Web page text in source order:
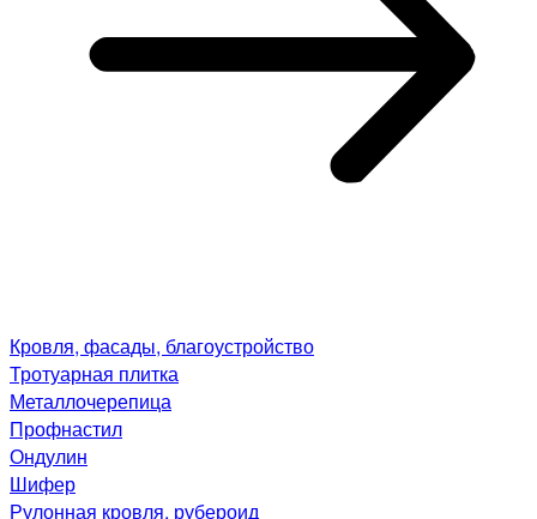
Кровля, фасады, благоустройство
Тротуарная плитка
Металлочерепица
Профнастил
Ондулин
Шифер
Рулонная кровля, рубероид